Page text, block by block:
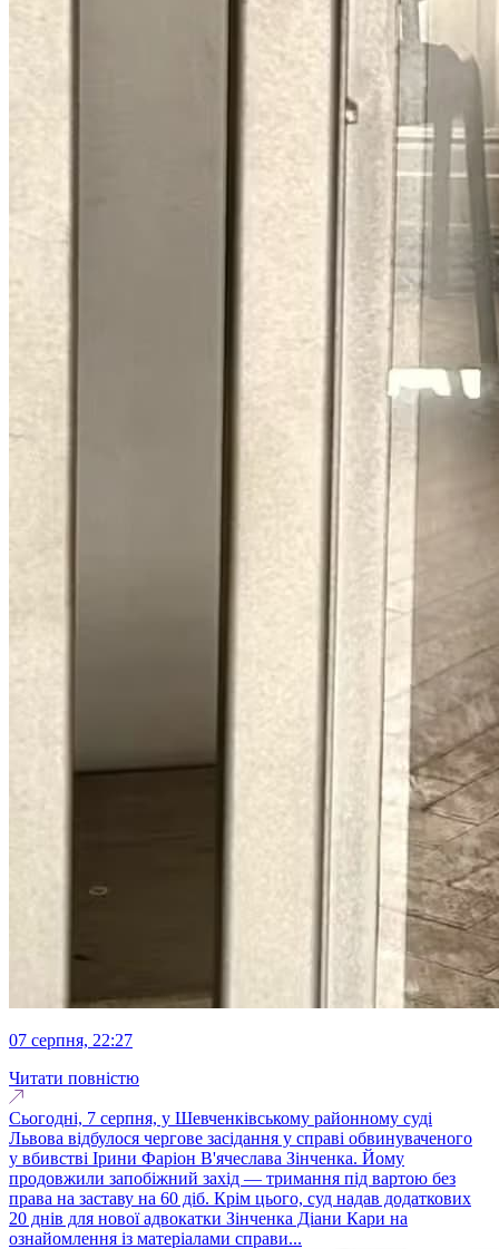
07 серпня, 22:27
Читати повністю
Сьогодні, 7 серпня, у Шевченківському районному суді
Львова відбулося чергове засідання у справі обвинуваченого
у вбивстві Ірини Фаріон В'ячеслава Зінченка. Йому
продовжили запобіжний захід — тримання під вартою без
права на заставу на 60 діб. Крім цього, суд надав додаткових
20 днів для нової адвокатки Зінченка Діани Кари на
ознайомлення із матеріалами справи...